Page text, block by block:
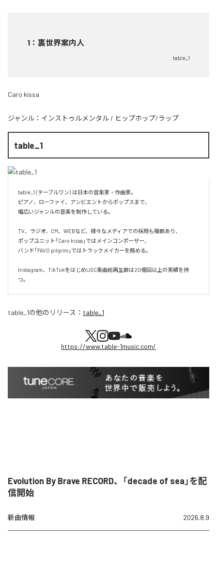
1 ： 裏世界案内人
table_1
Caro kissa
ジャンル： インストゥルメンタル / ヒップホップ/ラップ
table_1
table_1（テーブルワン）は日本の音楽家・作曲家。
ピアノ、ローファイ、アンビエントからポップスまで、
幅広いジャンルの音楽を制作している。
TV、ラジオ、CM、WEBなど、様々なメディアでの採用も複数あり、
ポップユニット「Caro kissa」ではメインコンポーザー、
バンド「FAVO pilgrim」ではトラックメイカーを務める。
Instagram、TikTokをはじめUGC楽曲総再生数は20億回以上の実績を持
つ。
table_1の他のリリース： table_1
https://www.table-1music.com/
Evolution By Brave RECORD、「decade of sea」を配
信開始
新曲情報 2026.8.9